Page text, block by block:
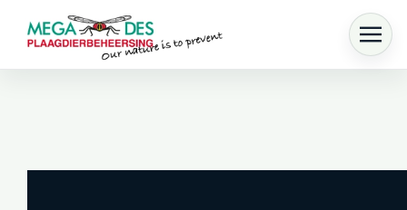
Skip to main content